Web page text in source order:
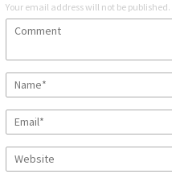
Your email address will not be published.